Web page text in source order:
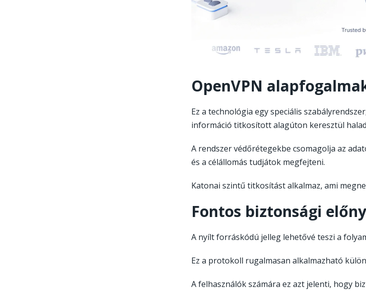
OpenVPN
Ez a technológia egy speciális
információ titkosított alagúton keresztül
A rendszer védőrétegekbe csomagolja az
és a célállomás tudjátok megfejteni.
Katonai szintű titkosítást alkalmaz, ami
Fontos biztonsági
A nyílt forráskódú jelleg lehetővé teszi a
Ez a protokoll rugalmasan alkalmazható
A felhasználók számára ez azt jelenti, hogy